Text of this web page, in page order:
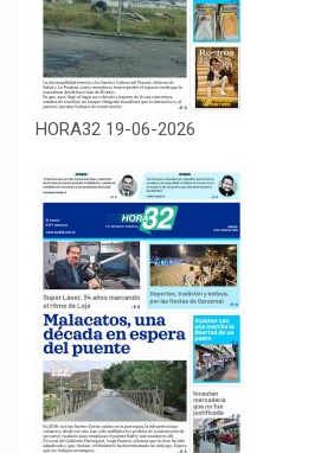
HORA32 19-06-2026